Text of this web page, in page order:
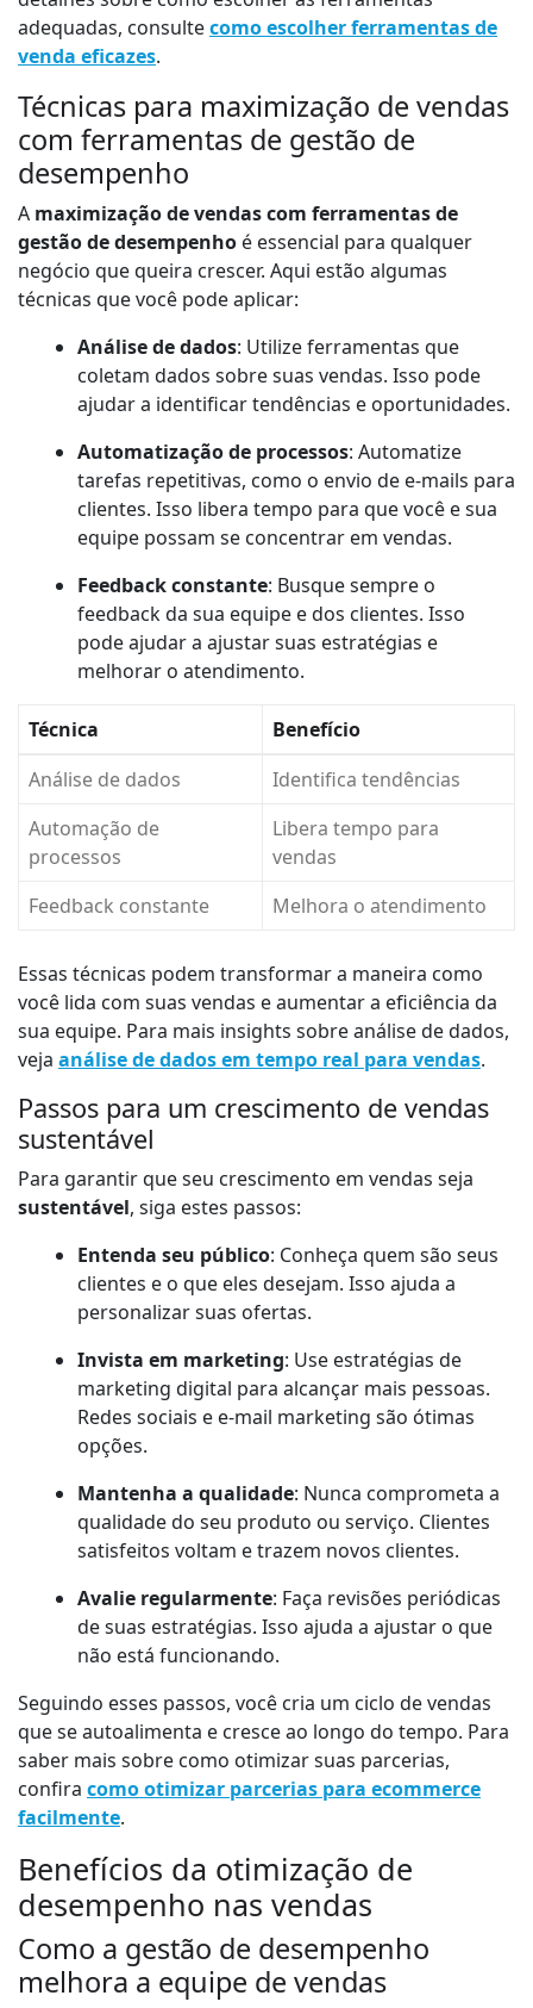
adequadas, consultecomo escolher ferramentas de
venda eficazes.
Técnicas para maximização de vendas
com ferramentas de gestão de
desempenho
A maximização de vendas com ferramentas de
gestão de desempenho é essencial para qualquer
negócio que queira crescer. Aqui estão algumas
técnicas que você pode aplicar:
Análise de dados: Utilize ferramentas que
coletam dados sobre suas vendas. Isso pode
ajudar a identificar tendências e oportunidades.
Automatização de processos: Automatize
tarefas repetitivas, como o envio de e-mails para
clientes. Isso libera tempo para que você e sua
equipe possam se concentrar em vendas.
Feedback constante: Busque sempre o
feedback da sua equipe e dos clientes. Isso
pode ajudar a ajustar suas estratégias e
melhorar o atendimento.
Técnica
Benefício
Análise de dados
Identifica tendências
Automação de
processos
Libera tempo para
vendas
Feedback constante
Melhora o atendimento
Essas técnicas podem transformar a maneira como
você lida com suas vendas e aumentar a eficiência da
sua equipe. Para mais insights sobre análise de dados,
veja análise de dados em tempo real para vendas.
Passos para um crescimento de vendas
sustentável
Para garantir que seu crescimento em vendas seja
sustentável, siga estes passos:
Entenda seu público: Conheça quem são seus
clientes e o que eles desejam. Isso ajuda a
personalizar suas ofertas.
Invista em marketing: Use estratégias de
marketing digital para alcançar mais pessoas.
Redes sociais e e-mail marketing são ótimas
opções.
Mantenha a qualidade: Nunca comprometa a
qualidade do seu produto ou serviço. Clientes
satisfeitos voltam e trazem novos clientes.
Avalie regularmente: Faça revisões periódicas
de suas estratégias. Isso ajuda a ajustar o que
não está funcionando.
Seguindo esses passos, você cria um ciclo de vendas
que se autoalimenta e cresce ao longo do tempo. Para
saber mais sobre como otimizar suas parcerias,
confira como otimizar parcerias para ecommerce
facilmente.
Benefícios da otimização de
desempenho nas vendas
Como a gestão de desempenho
melhora a equipe de vendas